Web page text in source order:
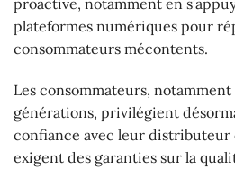
plateformes numériques pour
consommateurs mécontents.
Les consommateurs, notamment
générations, privilégient
confiance avec leur distributeur
exigent des garanties sur la